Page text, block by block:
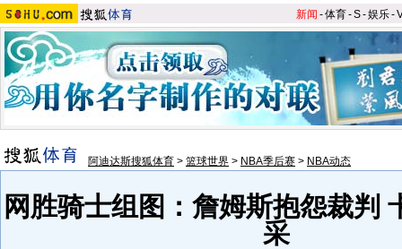
新闻 -体育-S-娱乐-
阿迪达斯搜狐体育 > 篮球世界 > NBA季后赛 > NBA动态
网胜骑士组图：詹姆斯抱怨裁判
采